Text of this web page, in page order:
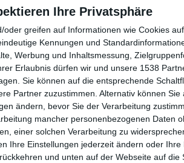
Ihre Privatsphäre
greifen auf Informationen wie Cookies
Kennungen und
Werbung und Inhaltsmessung,
Erlaubnis dürfen wir und unsere 1538
Sie können auf die entsprechende
Partner zuzustimmen. Alternativ können Sie
ändern, bevor Sie der Verarbeitung
mancher personenbezogenen Daten
einer solchen Verarbeitung zu
Ihre Einstellungen jederzeit ändern oder Ihre
und unten auf der Webseite auf die
oder einen Fehler melden
spiele.com giochi-geografici.com
jeuxpedago.com billets-
you’re visiting from
speaking country
version now and be among
submit your score on our
leaderboards!